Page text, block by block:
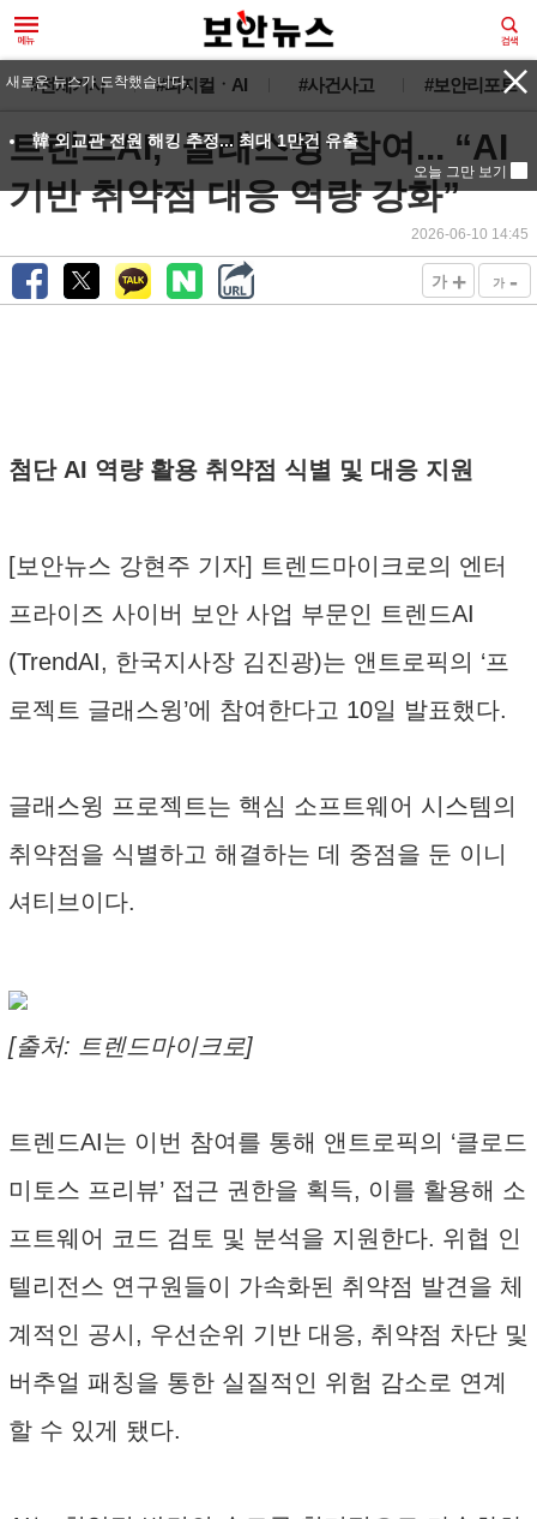
#전체기사 #피지컬ㆍAI #사건사고 #보안리포트
트렌드AI, ‘글래스윙’ 참여... “AI
기반 취약점 대응 역량 강화”
2026-06-10 14:45
가 + 가 -
첨단 AI 역량 활용 취약점 식별 및 대응 지원
[보안뉴스 강현주 기자] 트렌드마이크로의 엔터
프라이즈 사이버 보안 사업 부문인 트렌드AI
(TrendAI, 한국지사장 김진광)는 앤트로픽의 ‘프
로젝트 글래스윙’에 참여한다고 10일 발표했다.
글래스윙 프로젝트는 핵심 소프트웨어 시스템의
취약점을 식별하고 해결하는 데 중점을 둔 이니
셔티브이다.
[출처: 트렌드마이크로]
트렌드AI는 이번 참여를 통해 앤트로픽의 ‘클로드
미토스 프리뷰’ 접근 권한을 획득, 이를 활용해 소
프트웨어 코드 검토 및 분석을 지원한다. 위협 인
텔리전스 연구원들이 가속화된 취약점 발견을 체
계적인 공시, 우선순위 기반 대응, 취약점 차단 및
버추얼 패칭을 통한 실질적인 위험 감소로 연계
할 수 있게 됐다.
새로운 뉴스가 도착했습니다.
韓 외교관 전원 해킹 추정... 최대 1만건 유출
오늘 그만 보기